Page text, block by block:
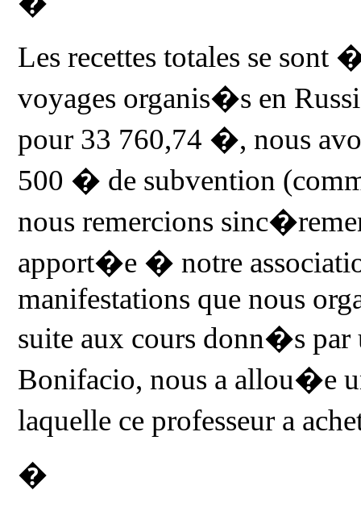
Les recettes totales se
voyages organis�s en
pour 33 760,74 �, nous
500 � de subvention
nous remercions
apport�e � notre
manifestations que nous
suite aux cours donn�s
Bonifacio, nous a allou�e
laquelle ce professeur a
�